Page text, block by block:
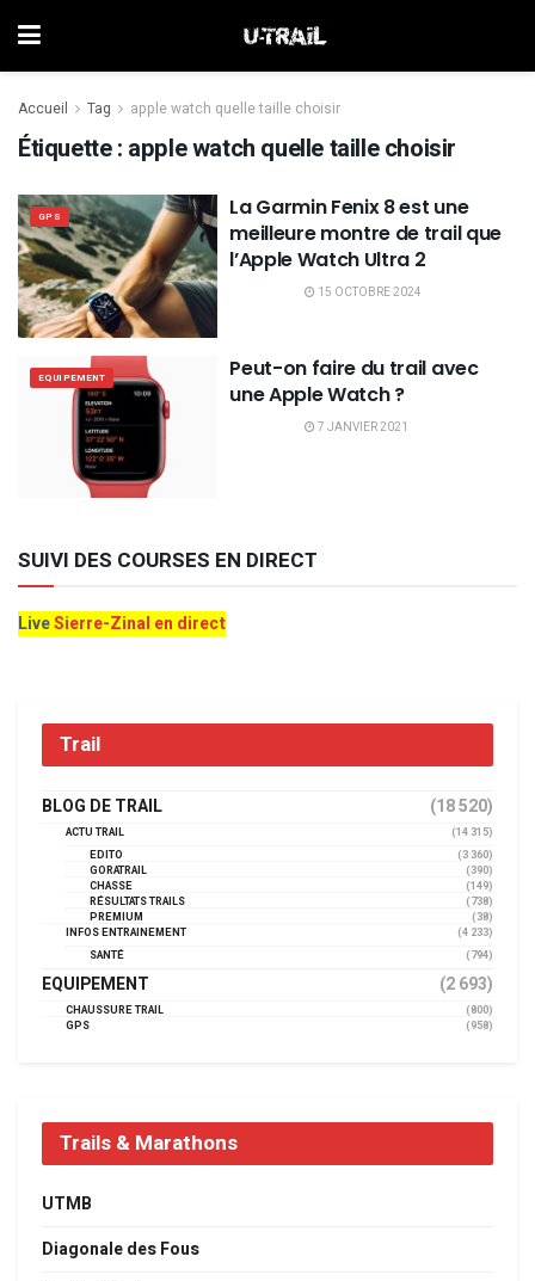
Accueil Tag apple watch quelle taille choisir
Étiquette : apple watch quelle taille choisir
GPS
La Garmin Fenix 8 est une
meilleure montre de trail que
l’Apple Watch Ultra 2
15 OCTOBRE 2024
EQUIPEMENT
Peut-on faire du trail avec
une Apple Watch ?
7 JANVIER 2021
SUIVI DES COURSES EN DIRECT
LiveSierre-Zinal en direct
Trail
BLOG DE TRAIL (18 520)
ACTU TRAIL
(14 315)
EDITO
(3 360)
GORATRAIL
(390)
CHASSE
(149)
RÉSULTATS TRAILS
(738)
PREMIUM
(38)
INFOS ENTRAINEMENT
(4 233)
SANTÉ
(794)
EQUIPEMENT (2 693)
CHAUSSURE TRAIL
(800)
GPS
(958)
Trails & Marathons
UTMB
Diagonale des Fous